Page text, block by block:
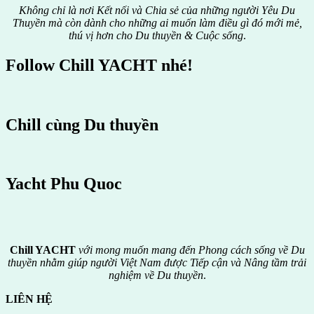
Không chỉ là nơi Kết nối và Chia sẻ của những người Yêu Du
Thuyền mà còn dành cho những ai muốn làm điều gì đó mới mẻ,
thú vị hơn cho Du thuyền & Cuộc sống.
Follow Chill YACHT nhé!
Chill cùng Du thuyền
Yacht Phu Quoc
Chill YACHTvới mong muốn mang đến Phong cách sống về Du
thuyền nhằm giúp người Việt Nam được Tiếp cận và Nâng tầm trải
nghiệm về Du thuyền.
LIÊN HỆ